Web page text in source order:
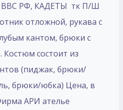
РФ, КАДЕТЫ тк П/Ш
отложной, рукава с
кантом, брюки с
Костюм состоит из
(пиджак, брюки/
брюки/юбка) Цена, в
АРИ ателье